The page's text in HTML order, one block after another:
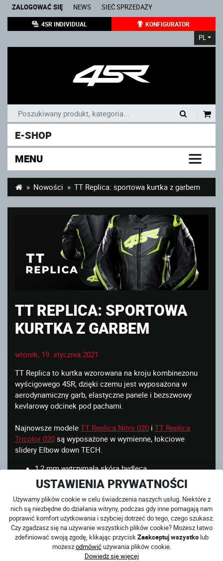
USTAWIENIA PRYWATNOŚCI
Używamy plików cookie w celu świadczenia naszych usług. Niektóre z
nich są niezbędne do działania witryny, podczas gdy inne pomagają nam
poprawić komfort użytkowania i szybciej dotrzeć do tego, czego szukasz.
Czy zgadzasz się na używanie wszystkich plików cookie? Możesz łatwo
zdefiniować swoją zgodę, klikając przycisk Zaakceptuj wszystkolub
możeszodmówićużywania plików cookie.
Dowiedz się więcej
ZALOGOWAĆ SIĘ NEWS SIEĆ SPRZEDAŻY
4SR INDIVIDUAL KONFIGURATOR
PL
E-SHOP
MENU
Nowości TT Replica: sportowa kurtka z garbem
TT REPLICA: SPORTOWA
KURTKA Z GARBEM
wtorek, 19. stycznia 2021
TT Replica to kurtka wzorowana na kroju kombinezonu
wyścigowego 4SR, dzięki czemu jest wyposażona w
aerodynamiczny garb, elastyczne panele i bezszwowy
kevlarowy odcinek pod pachami.
Najnowsze modele TT Replica Nitro 020 i TT Replica
Tricolor 020 są wyposażone w wymienne, łokciowe
slidery Elbow down TECH.
1,2 mm wytrzymała skóra bydlęca
markowe ochraniacze Safe Tech na ramionach i
łokciach; certyfikowane dla EN 1621-1:2012 Level 2
T+
lokalna perforacja na klatce piersiowej i pod
pachami zapewni wentylacje w gorące, letnie dni
rozległy elastyczny strecz na rękawach i elastyczne,
skórzane panele dla lepszego komfortu na